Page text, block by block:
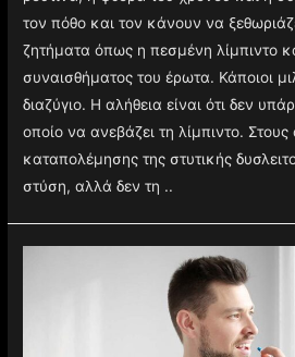
τον πόθο και τον κάνουν να
ζητήματα όπως η πεσμένη λίμπιντο
συναισθήματος του έρωτα. Κάποιοι
διαζύγιο. Η αλήθεια είναι ότι δεν
οποίο να ανεβάζει τη λίμπιντο.
καταπολέμησης της στυτικής
στύση, αλλά δεν τη ..